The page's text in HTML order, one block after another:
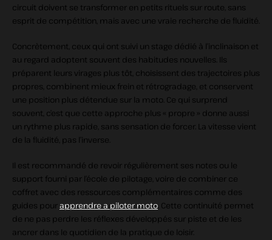
circuit doivent se transformer en petits rituels sur route, sans
esprit de compétition, mais avec une vraie recherche de fluidité.
Concrètement, ceux qui ont suivi un stage dédié à l’inclinaison et
au regard adoptent souvent des habitudes nouvelles. Ils
préparent leurs virages plus tôt, choisissent des trajectoires plus
propres, combinent mieux frein et rétrogradage, et conservent
une position plus détendue sur la moto. Ce qui surprend
souvent, c’est que cette approche plus « propre » donne aussi
un rythme plus rapide, sans sensation de forcer. La vitesse vient
de la fluidité, pas l’inverse.
Il est recommandé de revoir régulièrement ses notes ou le
support fourni par l’école de pilotage, voire de combiner ce
coffret avec des ressources complémentaires comme des
guides pourapprendre a piloter moto . Cette continuité permet
de ne pas perdre les réflexes développés sur piste et de les
ancrer dans le quotidien de la pratique de loisir.